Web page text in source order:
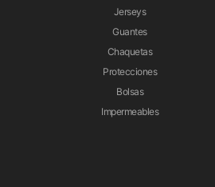
Jerseys
Guantes
Chaquetas
Protecciones
Bolsas
Impermeables